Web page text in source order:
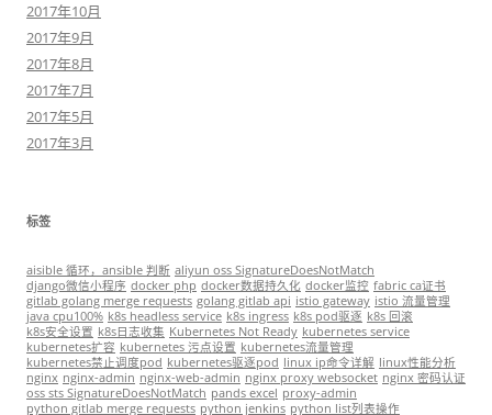
2017年10月
2017年9月
2017年8月
2017年7月
2017年5月
2017年3月
标签
aisible 循环，ansible 判断 aliyun oss SignatureDoesNotMatch
django微信小程序 docker php docker数据持久化 docker监控 fabric ca证书
gitlab golang merge requests golang gitlab api istio gateway istio 流量管理
java cpu100% k8s headless service k8s ingress k8s pod驱逐 k8s 回滚
k8s安全设置 k8s日志收集 Kubernetes Not Ready kubernetes service
kubernetes扩容 kubernetes 污点设置 kubernetes流量管理
kubernetes禁止调度pod kubernetes驱逐pod linux ip命令详解 linux性能分析
nginx nginx-admin nginx-web-admin nginx proxy websocket nginx 密码认证
oss sts SignatureDoesNotMatch pands excel proxy-admin
python gitlab merge requests python jenkins python list列表操作